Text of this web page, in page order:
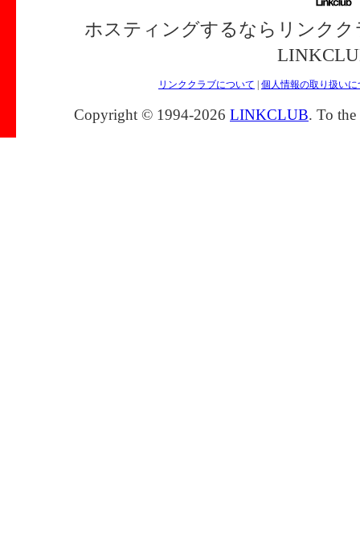
ホスティングするならリンク
リンククラブについて | 個人情報の取り扱いに
Copyright © 1994-2026 LINKCLUB. To